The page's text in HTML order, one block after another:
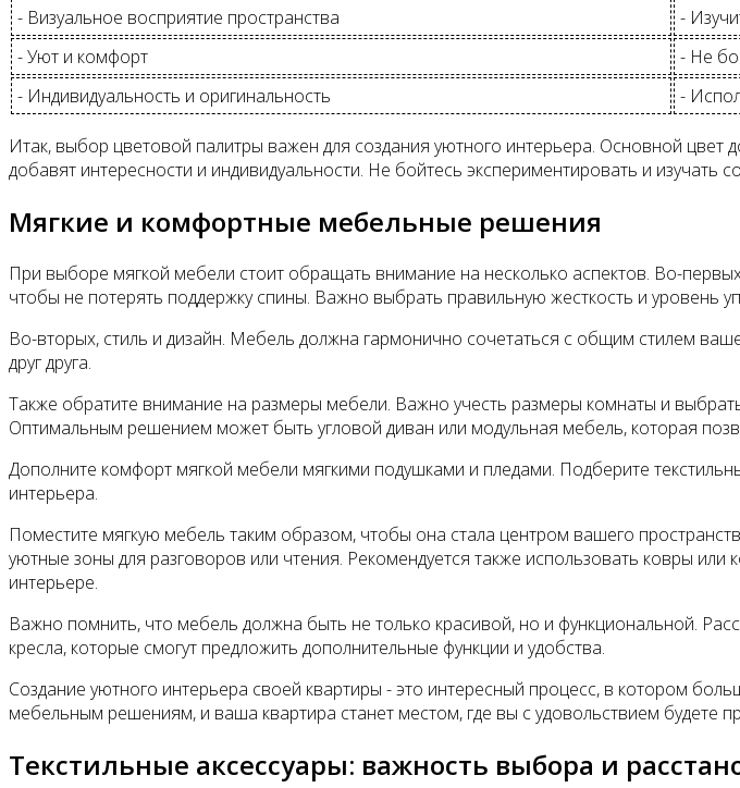
- Визуальное восприятие пространства
-
- Уют и комфорт
- Не
- Индивидуальность и оригинальность
-
Итак, выбор цветовой палитры важен для создания уютного интерьера. Основной
добавят интересности и индивидуальности. Не бойтесь экспериментировать и
Мягкие и комфортные мебельные решения
При выборе мягкой мебели стоит обращать внимание на несколько аспектов. Во-
чтобы не потерять поддержку спины. Важно выбрать правильную жесткость и уровень
Во-вторых, стиль и дизайн. Мебель должна гармонично сочетаться с общим стилем
друг друга.
Также обратите внимание на размеры мебели. Важно учесть размеры комнаты и
Оптимальным решением может быть угловой диван или модульная мебель, которая
Дополните комфорт мягкой мебели мягкими подушками и пледами. Подберите
интерьера.
Поместите мягкую мебель таким образом, чтобы она стала центром вашего
уютные зоны для разговоров или чтения. Рекомендуется также использовать ковры
интерьере.
Важно помнить, что мебель должна быть не только красивой, но и функциональной.
кресла, которые смогут предложить дополнительные функции и удобства.
Создание уютного интерьера своей квартиры - это интересный процесс, в котором
мебельным решениям, и ваша квартира станет местом, где вы с удовольствием будете
Текстильные аксессуары: важность выбора и